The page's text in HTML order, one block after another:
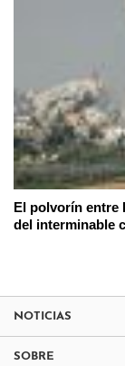
El polvorín entre
del interminable
NOTICIAS
SOBRE